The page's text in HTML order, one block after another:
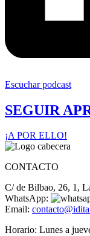
Escuchar podcast
SEGUIR
¡A POR ELLO!
CONTACTO
C/ de Bilbao, 26, 1,
WhatsApp:
Email:
Horario: Lunes a